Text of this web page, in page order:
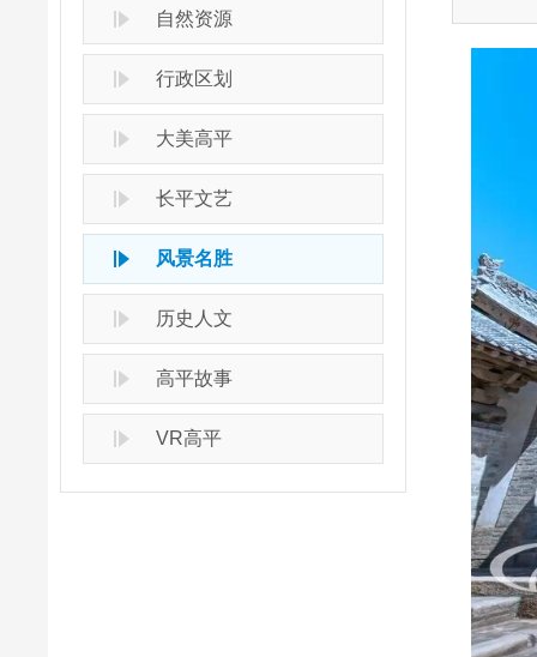
自然资源
行政区划
大美高平
长平文艺
风景名胜
历史人文
高平故事
VR高平